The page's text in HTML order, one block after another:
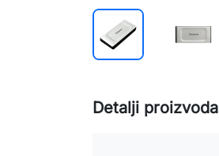
Detalji proizvoda